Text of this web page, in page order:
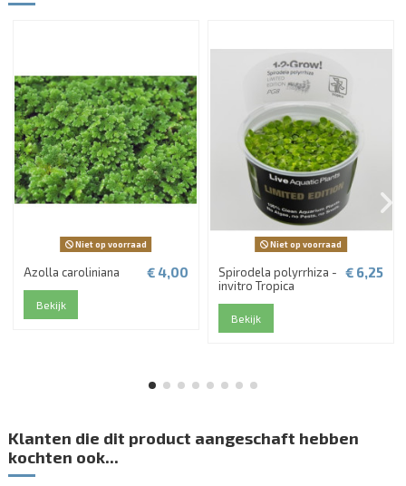
Niet op voorraad
Azolla caroliniana € 4,00
Bekijk
Niet op voorraad
Spirodela polyrrhiza -
invitro Tropica
€ 6,25
Bekijk
Klanten die dit product aangeschaft hebben
kochten ook...